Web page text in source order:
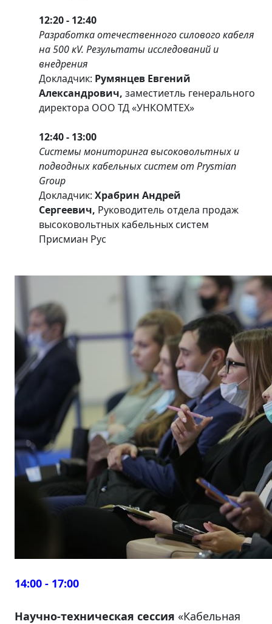
12:20 - 12:40
Разработка отечественного силового кабеля
на 500 кV. Результаты исследований и
внедрения
Докладчик: Румянцев Евгений
Александрович, заместиетль генерального
директора ООО ТД «УНКОМТЕХ»
12:40 - 13:00
Системы мониторинга высоковольтных и
подводных кабельных систем от Prysmian
Group
Докладчик: Храбрин Андрей
Сергеевич, Руководитель отдела продаж
высоковольтных кабельных систем
Присмиан Рус
14:00 - 17:00
Научно-техническая сессия «Кабельная